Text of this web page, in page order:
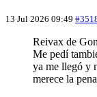
13 Jul 2026 09:49
Reivax de
Me pedí
ya me llegó y
merece la